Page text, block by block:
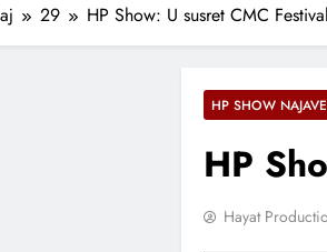
29 HP Show: U susret CMC
HP SHOW NAJAVE
HP
Hayat